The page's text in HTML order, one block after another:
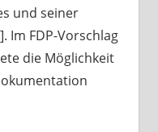
und seiner
Im FDP-Vorschlag
die Möglichkeit